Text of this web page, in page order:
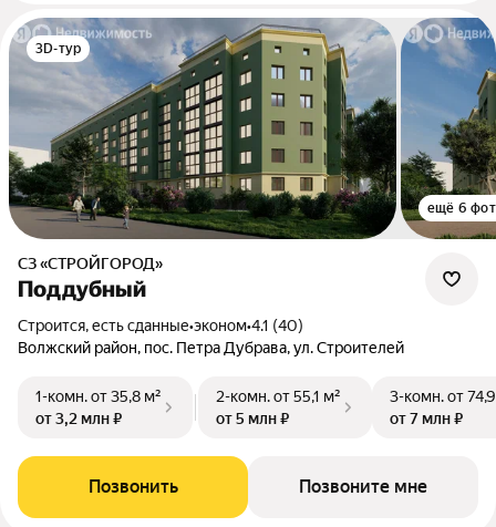
3D-тур
ещё 6
СЗ «СТРОЙГОРОД»
Поддубный
Строится, есть сданные•эконом•4.1 (40)
Волжский район, пос. Петра Дубрава, ул. Строителей
1-комн.от 35,8 м²
от 3,2 млн ₽
2-комн.от 55,1 м²
от 5 млн ₽
3-комн.от
от 7 млн ₽
Позвонить Позвоните мне